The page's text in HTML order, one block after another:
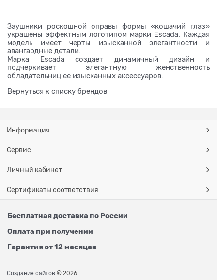
Заушники роскошной оправы формы «кошачий глаз»
украшены эффектным логотипом марки Escada. Каждая
модель имеет черты изысканной элегантности и
авангардные детали.
Марка Escada создает динамичный дизайн и
подчеркивает элегантную женственность
обладательниц ее изысканных аксессуаров.
Вернуться к списку брендов
Информация
Сервис
Личный кабинет
Сертификаты соответствия
Бесплатная доставка по России
Оплата при получении
Гарантия от 12 месяцев
Создание сайтов © 2026